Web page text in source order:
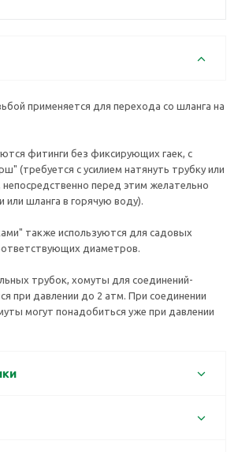
применяется для перехода со шланга на
фитинги без фиксирующих гаек, с
(требуется с усилием натянуть трубку или
непосредственно перед этим желательно
или шланга в горячую воду).
также используются для садовых
диаметров.
трубок, хомуты для соединений-
при давлении до 2 атм. При соединении
могут понадобиться уже при давлении